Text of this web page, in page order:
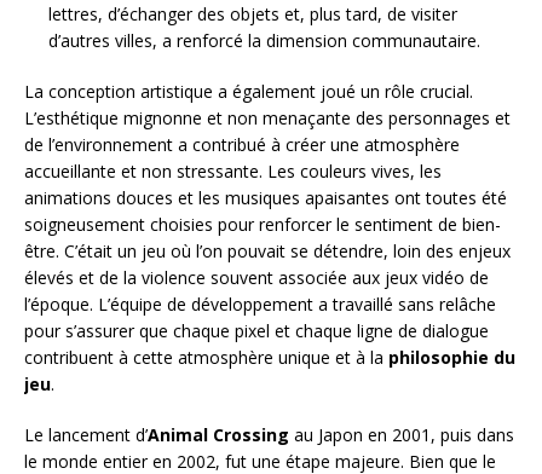
lettres, d’échanger des objets et, plus tard, de visiter
d’autres villes, a renforcé la dimension communautaire.
La conception artistique a également joué un rôle crucial.
L’esthétique mignonne et non menaçante des personnages et
de l’environnement a contribué à créer une atmosphère
accueillante et non stressante. Les couleurs vives, les
animations douces et les musiques apaisantes ont toutes été
soigneusement choisies pour renforcer le sentiment de bien-
être. C’était un jeu où l’on pouvait se détendre, loin des enjeux
élevés et de la violence souvent associée aux jeux vidéo de
l’époque. L’équipe de développement a travaillé sans relâche
pour s’assurer que chaque pixel et chaque ligne de dialogue
contribuent à cette atmosphère unique et à la philosophie du
jeu.
Le lancement d’Animal Crossing au Japon en 2001, puis dans
le monde entier en 2002, fut une étape majeure. Bien que le